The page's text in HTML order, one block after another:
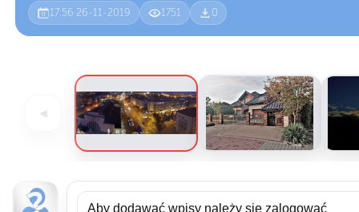
Data dodania
17:56 26-11-2019 Wyświetlenia
1751 Pobrań
0
◀